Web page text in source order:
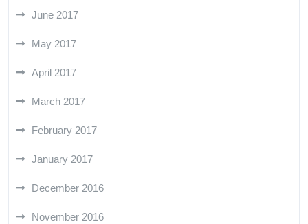
June 2017
May 2017
April 2017
March 2017
February 2017
January 2017
December 2016
November 2016